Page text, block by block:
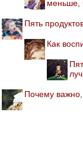
меньше,
Пять
Как
Почему